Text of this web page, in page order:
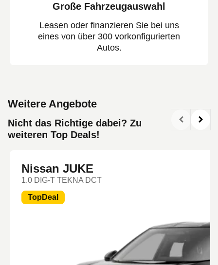
Große Fahrzeugauswahl
Leasen oder finanzieren Sie bei uns
eines von über 300 vorkonfigurierten
Autos.
Weitere Angebote
Nicht das Richtige dabei? Zu
weiteren Top Deals!
Nissan JUKE
1.0 DIG-T TEKNA DCT
TopDeal